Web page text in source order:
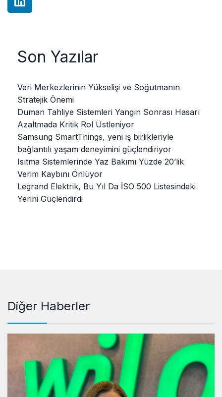
Son Yazılar
Veri Merkezlerinin Yükselişi ve Soğutmanın
Stratejik Önemi
Duman Tahliye Sistemleri Yangın Sonrası Hasarı
Azaltmada Kritik Rol Üstleniyor
Samsung SmartThings, yeni iş birlikleriyle
bağlantılı yaşam deneyimini güçlendiriyor
Isıtma Sistemlerinde Yaz Bakımı Yüzde 20’lik
Verim Kaybını Önlüyor
Legrand Elektrik, Bu Yıl Da İSO 500 Listesindeki
Yerini Güçlendirdi
Diğer Haberler